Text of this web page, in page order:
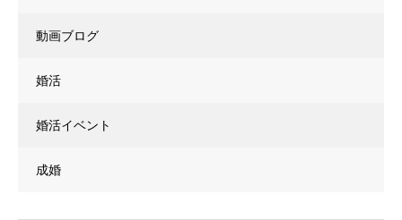
動画ブログ
婚活
婚活イベント
成婚